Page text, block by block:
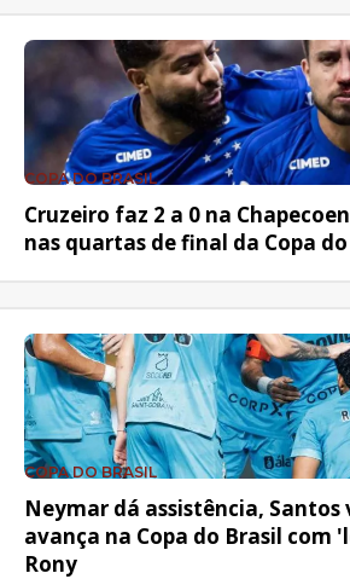
COPA DO BRASIL
Cruzeiro faz 2 a 0 na
nas quartas de final da Copa
COPA DO BRASIL
Neymar dá assistência, Santos
avança na Copa do Brasil com
Rony